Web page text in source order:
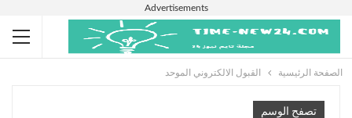
Advertisements
الصفحة الرئيسية القبول الالكتروني الموحد
تصفح الوسم